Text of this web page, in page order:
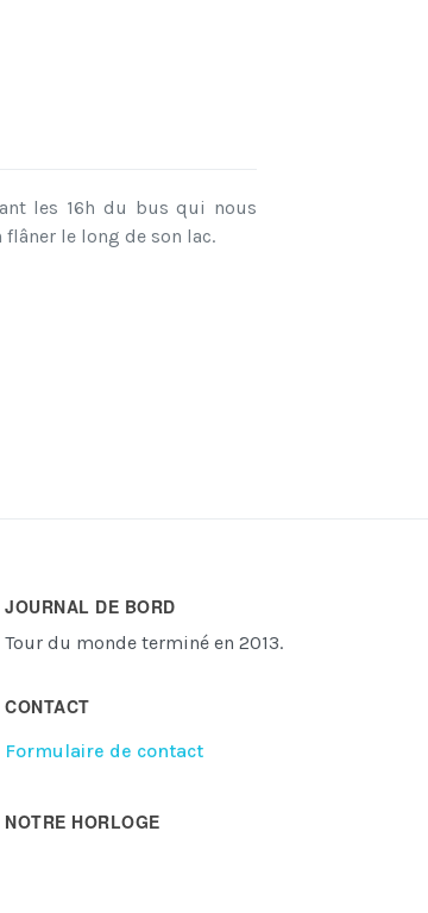
les 16h du bus qui nous
le long de son lac.
JOURNAL DE BORD
Tour du monde terminé en 2013.
CONTACT
Formulaire de contact
NOTRE HORLOGE